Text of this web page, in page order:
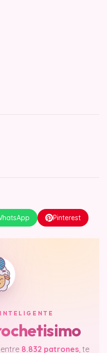
Pinterest
8.832 patrones , te